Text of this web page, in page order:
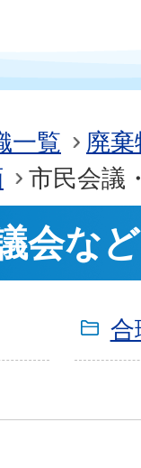
一覧
廃
市民会議
会など
合